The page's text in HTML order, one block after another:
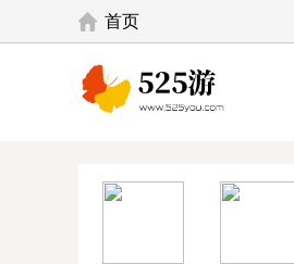
首页